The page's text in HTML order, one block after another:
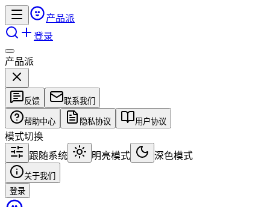
产品派
登录
产品派
反馈 联系我们
帮助中心 隐私协议 用户协议
模式切换
跟随系统
明亮模式 深色模式
关于我们
登录